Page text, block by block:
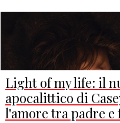
Light of my life: il
apocalittico di
l'amore tra padre e